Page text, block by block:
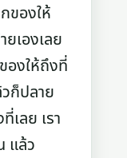
ของให้
เองเลย
องให้ถึงที่
ก็ปลาย
เลย เรา
แล้ว